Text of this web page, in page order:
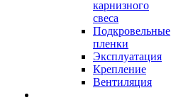
карнизного
свеса
Подкровельные
пленки
Эксплуатация
Крепление
Вентиляция